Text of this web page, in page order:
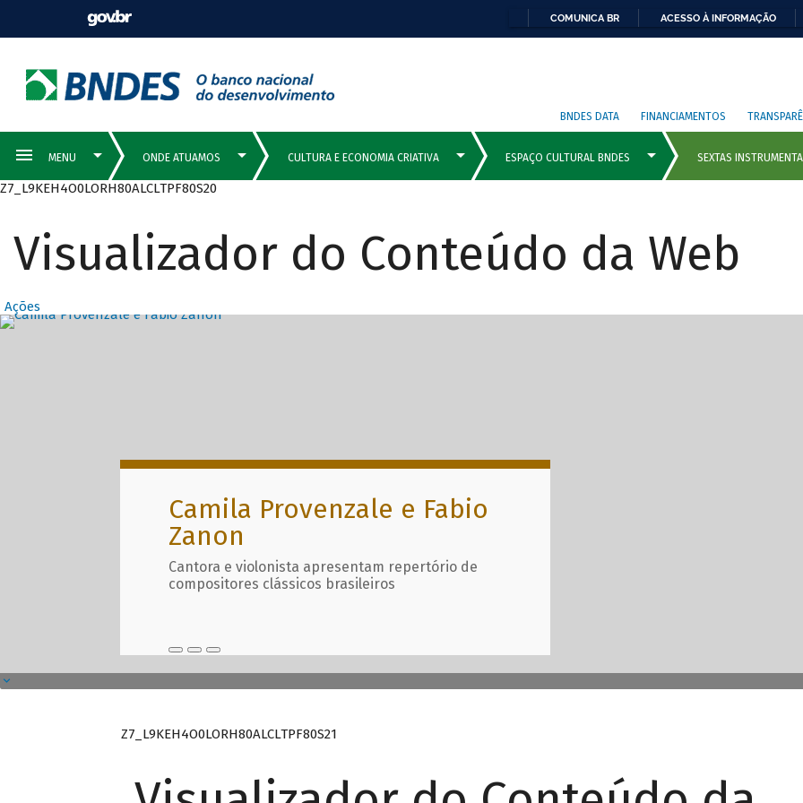
COMUNICA BR ACESSO À INFORMAÇÃO
BNDES DATA FINANCIAMENTOS
Z7_L9KEH4O0LORH80ALCLTPF80S20
Visualizador do Conteúdo da Web
Ações
Destaques Principais com
Camila Provenzale e Fabio
Zanon
Cantora e violonista apresentam repertório de
compositores clássicos brasileiros
Z7_L9KEH4O0LORH80ALCLTPF80S21